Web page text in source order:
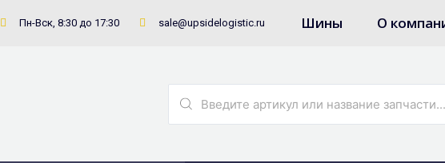
к
Пн-Вск, 8:30 до 17:30 sale@upsidelogistic.ru Шины О